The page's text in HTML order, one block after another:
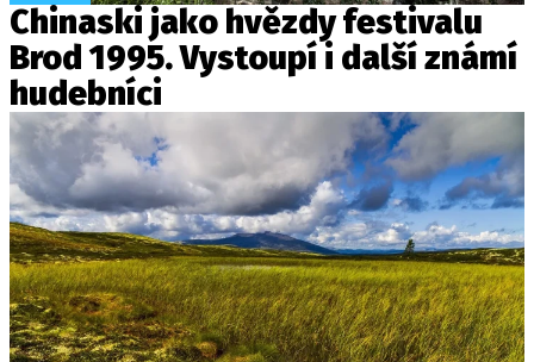
Chinaski jako hvězdy festivalu
Brod 1995. Vystoupí i další známí
hudebníci